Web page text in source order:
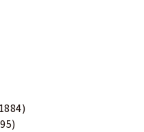
地人，因此他認為：「我
社會關注台灣的國際參與
，今日仍然延續著。2022
連兩國綿延已久的情誼，
事業理當是不可或缺的一